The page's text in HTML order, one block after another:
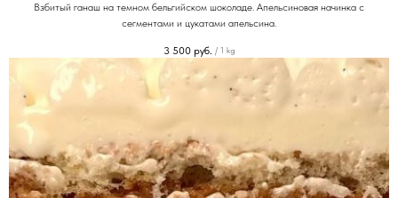
Взбитый ганаш на темном бельгийском шоколаде. Апельсиновая начинка с
сегментами и цукатами апельсина.
3 500 руб. / 1 kg